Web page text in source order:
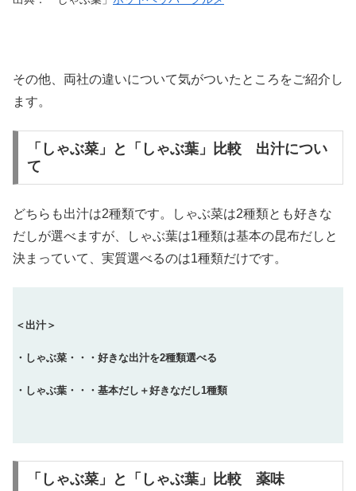
その他、両社の違いについて気がついたところをご紹介し
ます。
「しゃぶ菜」と「しゃぶ葉」比較 出汁につい
て
どちらも出汁は2種類です。しゃぶ菜は2種類とも好きな
だしが選べますが、しゃぶ葉は1種類は基本の昆布だしと
決まっていて、実質選べるのは1種類だけです。
＜出汁＞
・しゃぶ菜・・・好きな出汁を2種類選べる
・しゃぶ葉・・・基本だし＋好きなだし1種類
「しゃぶ菜」と「しゃぶ葉」比較 薬味